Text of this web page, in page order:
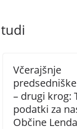
Včerajšnje
– drugi krog:
podatki za
Občine